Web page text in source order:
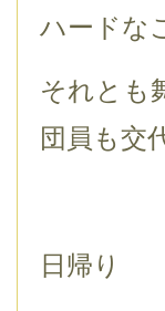
ハードな
それとも
団員も交
日帰り